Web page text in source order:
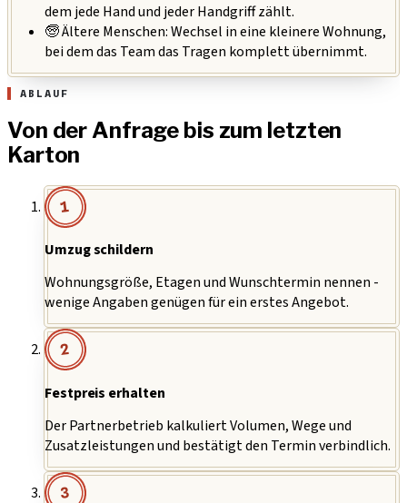
dem jede Hand und jeder Handgriff zählt.
🧓 Ältere Menschen:Wechsel in eine kleinere Wohnung,
bei dem das Team das Tragen komplett übernimmt.
ABLAUF
Von der Anfrage bis zum letzten
Karton
1
Umzug schildern
Wohnungsgröße, Etagen und Wunschtermin nennen -
wenige Angaben genügen für ein erstes Angebot.
2
Festpreis erhalten
Der Partnerbetrieb kalkuliert Volumen, Wege und
Zusatzleistungen und bestätigt den Termin verbindlich.
3